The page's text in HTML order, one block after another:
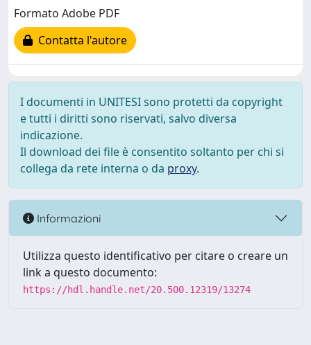
Formato Adobe PDF
Contatta l'autore
I documenti in UNITESI sono protetti da copyright
e tutti i diritti sono riservati, salvo diversa
indicazione.
Il download dei file è consentito soltanto per chi si
collega da rete interna o da proxy.
Informazioni
Utilizza questo identificativo per citare o creare un
link a questo documento:
https://hdl.handle.net/20.500.12319/13274